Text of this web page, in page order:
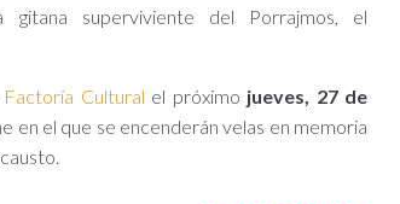
gitana superviviente del Porrajmos, el
Factoría Cultural el próximo jueves, 27 de
en el que se encenderán velas en memoria